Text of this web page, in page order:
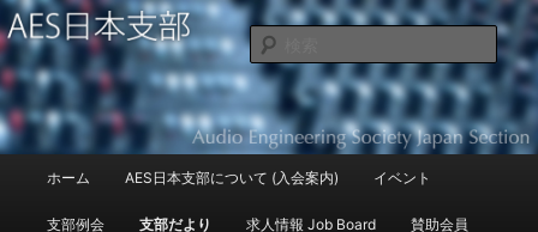
AES日本支部
Audio Engineering Society Japan Section
検
索
メ
ホーム AES日本支部について (入会案内) イベント
支部例会 支部だより 求人情報 Job Board 賛助会員